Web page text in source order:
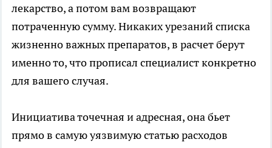
лекарство, а потом вам возвращают
потраченную сумму. Никаких урезаний списка
жизненно важных препаратов, в расчет берут
именно то, что прописал специалист конкретно
для вашего случая.
Инициатива точечная и адресная, она бьет
прямо в самую уязвимую статью расходов